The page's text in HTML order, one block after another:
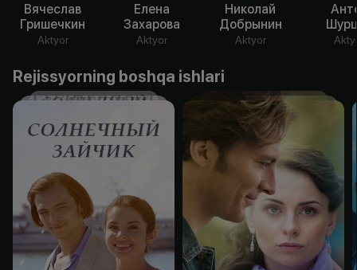
Вячеслав
Гришечкин
Aktyor
Елена
Захарова
Aktyor
Николай
Добрынин
Aktyor
Rejissyorning boshqa ishlari